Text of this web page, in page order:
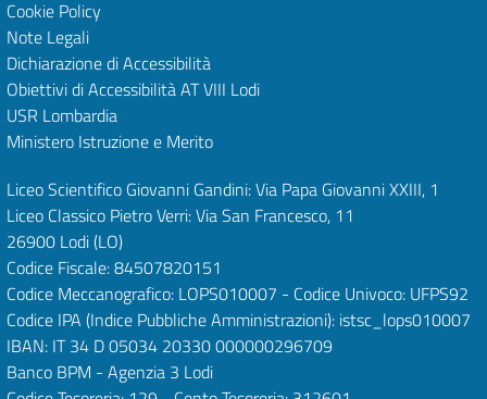
Cookie Policy
Note Legali
Dichiarazione di Accessibilità
Obiettivi di AccessibilitàAT VIII Lodi
USR Lombardia
Ministero Istruzione e Merito
Liceo Scientifico Giovanni Gandini: Via Papa Giovanni XXIII, 1
Liceo Classico Pietro Verri: Via San Francesco, 11
26900 Lodi(LO)
Codice Fiscale: 84507820151
Codice Meccanografico: LOPS010007 - Codice Univoco: UFPS92
Codice IPA (Indice Pubbliche Amministrazioni): istsc_lops010007
IBAN: IT 34 D 05034 20330 000000296709
Banco BPM - Agenzia 3 Lodi